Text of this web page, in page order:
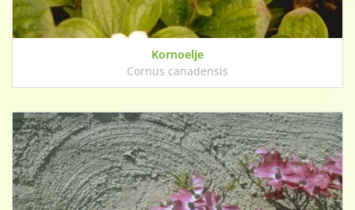
Kornoelje
Cornus canadensis